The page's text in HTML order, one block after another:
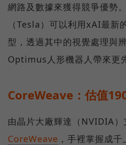
網路及數據來獲得競爭優勢
（Tesla）可以利用xAI最新
型，透過其中的視覺處理與
Optimus人形機器人帶來更
CoreWeave：估值
由晶片大廠輝達（NVIDIA）
CoreWeave ，手裡掌握成